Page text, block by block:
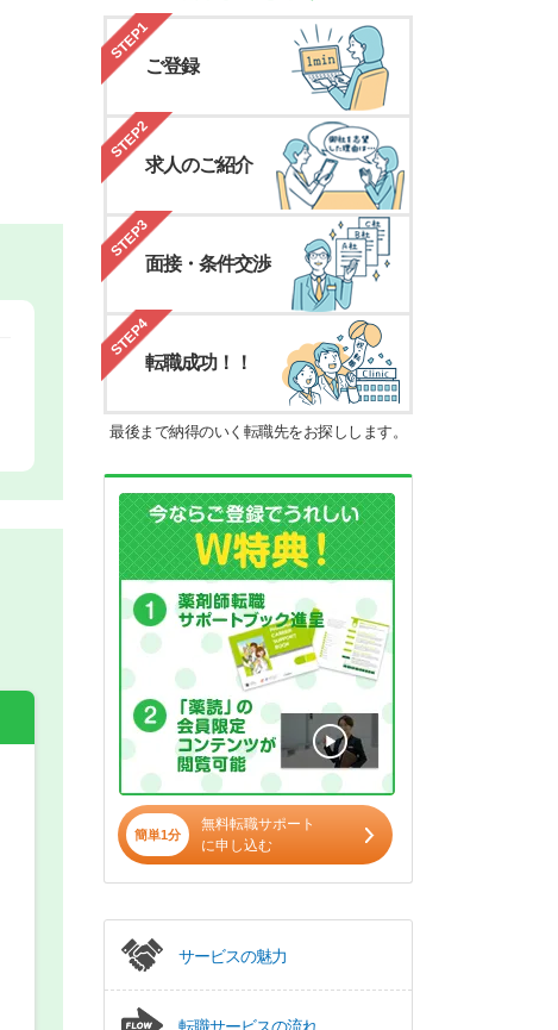
希望の働き方
正社員
パート(週4日～5日)
STEP1
ご登録
STEP2
求人のご紹介
STEP3
面接・条件交渉
STEP4
転職成功！！
最後まで納得のいく転職先をお探しします。
簡単1分
無料転職サポート
に申し込む
サービスの魅力